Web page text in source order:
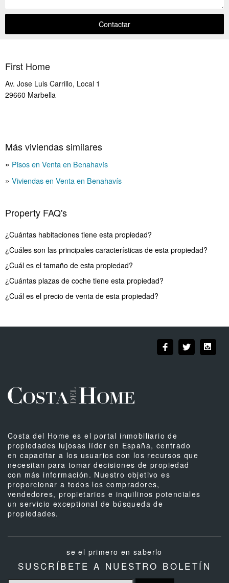
Contactar
First Home
Av. Jose Luis Carrillo, Local 1
29660 Marbella
Más viviendas similares
Pisos en Venta en Benahavís
Viviendas en Venta en Benahavís
Property FAQ's
¿Cuántas habitaciones tiene esta propiedad?
¿Cuáles son las principales características de esta propiedad?
¿Cuál es el tamaño de esta propiedad?
¿Cuántas plazas de coche tiene esta propiedad?
¿Cuál es el precio de venta de esta propiedad?
Costa del Home es el portal inmobiliario de
propiedades lujosas líder en España, centrado
en capacitar a los usuarios con los recursos que
necesitan para tomar decisiones de propiedad
con más información. Nuestro objetivo es
proporcionar a todos los compradores,
vendedores, propietarios e inquilinos potenciales
un servicio exceptional de búsqueda de
propiedades.
se el primero en saberlo
SUSCRÍBETE A NUESTRO BOLETÍN